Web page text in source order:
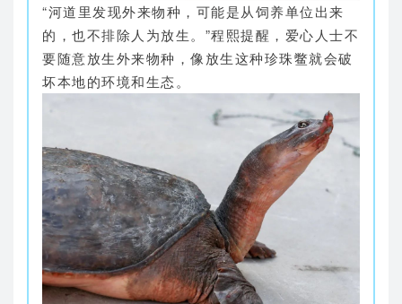
“河道里发现外来物种，可能是从饲养单位出来
的，也不排除人为放生。”程熙提醒，爱心人士不
要随意放生外来物种，像放生这种珍珠鳖就会破
坏本地的环境和生态。